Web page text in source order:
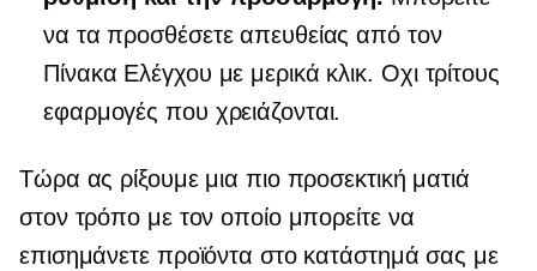
να τα προσθέσετε απευθείας από τον
Πίνακα Ελέγχου με μερικά κλικ. Οχι τρίτους
εφαρμογές που χρειάζονται.
Τώρα ας ρίξουμε μια πιο προσεκτική ματιά
στον τρόπο με τον οποίο μπορείτε να
επισημάνετε προϊόντα στο κατάστημά σας με